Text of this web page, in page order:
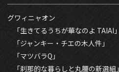
グワィニャオン
「​生きてるうちが華なのよ TAIAI」
「ジャンキー・チエの木人件」
「マツバラQ」
「刹那的な暮らしと丸腰の新選組」